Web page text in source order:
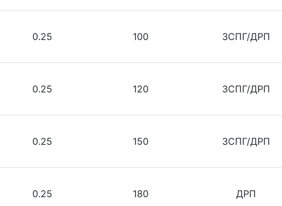
0.25 100 ЗСПГ/ДРП
0.25 120 ЗСПГ/ДРП
0.25 150 ЗСПГ/ДРП
0.25 180 ДРП